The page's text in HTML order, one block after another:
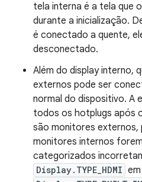
tela interna é a tela que
durante a inicialização.
é conectado a quente,
desconectado.
Além do display interno,
externos pode ser
normal do dispositivo. A
todos os hotplugs após
são monitores externos,
monitores internos
categorizados
Display.TYPE_HDMI